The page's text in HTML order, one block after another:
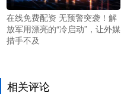
在线免费配资 无预警突袭！解
放军用漂亮的“冷启动”，让外媒
措手不及
相关评论